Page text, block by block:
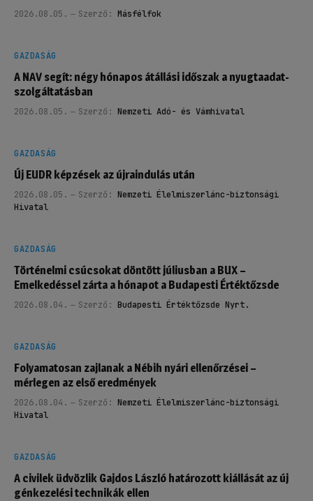
2026.08.05. Szerző: Másfélfok
GAZDASÁG
A NAV segít: négy hónapos átállási időszak a nyugtaadat-
szolgáltatásban
2026.08.05. Szerző: Nemzeti Adó- és Vámhivatal
GAZDASÁG
Új EUDR képzések az újraindulás után
2026.08.05. Szerző: Nemzeti Élelmiszerlánc-biztonsági
Hivatal
GAZDASÁG
Történelmi csúcsokat döntött júliusban a BUX –
Emelkedéssel zárta a hónapot a Budapesti Értéktőzsde
2026.08.04. Szerző: Budapesti Értéktőzsde Nyrt.
GAZDASÁG
Folyamatosan zajlanak a Nébih nyári ellenőrzései –
mérlegen az első eredmények
2026.08.04. Szerző: Nemzeti Élelmiszerlánc-biztonsági
Hivatal
GAZDASÁG
A civilek üdvözlik Gajdos László határozott kiállását az új
génkezelési technikák ellen